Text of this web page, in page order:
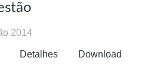
2014
Download
Detalhes